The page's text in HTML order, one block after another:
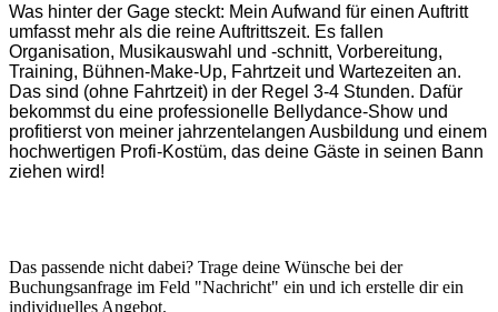
Was hinter der Gage steckt: Mein Aufwand für einen Auftritt
umfasst mehr als die reine Auftrittszeit. Es fallen
Organisation, Musikauswahl und -schnitt, Vorbereitung,
Training, Bühnen-Make-Up, Fahrtzeit und Wartezeiten an.
Das sind (ohne Fahrtzeit) in der Regel 3-4 Stunden. Dafür
bekommst du eine professionelle Bellydance-Show und
profitierst von meiner jahrzentelangen Ausbildung und einem
hochwertigen Profi-Kostüm, das deine Gäste in seinen Bann
ziehen wird!
Das passende nicht dabei? Trage deine Wünsche bei der
Buchungsanfrage im Feld "Nachricht" ein und ich erstelle dir ein
individuelles Angebot.